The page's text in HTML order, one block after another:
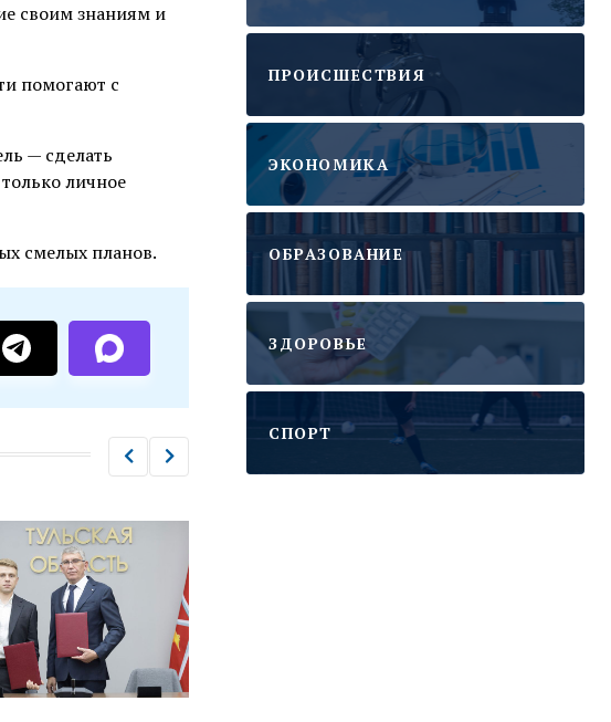
своим знаниям и
помогают с
— сделать
личное
смелых планов.
ПРОИСШЕСТВИЯ
ЭКОНОМИКА
ОБРАЗОВАНИЕ
ЗДОРОВЬЕ
CПОРТ